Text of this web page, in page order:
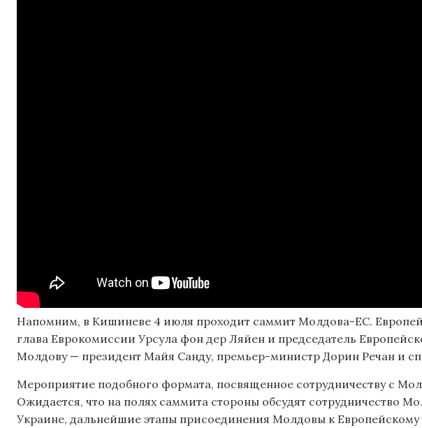
Напомним, в Кишиневе 4 июля проходит саммит Молдова-ЕС.
глава Еврокомиссии Урсула фон дер Ляйен и председатель
Молдову — президент Майя Санду, премьер-министр Дорин Речан и
Мероприятие подобного формата, посвященное сотрудничеству с
Ожидается, что на полях саммита стороны обсудят сотрудничество
Украине, дальнейшие этапы присоединения Молдовы к Европейскому